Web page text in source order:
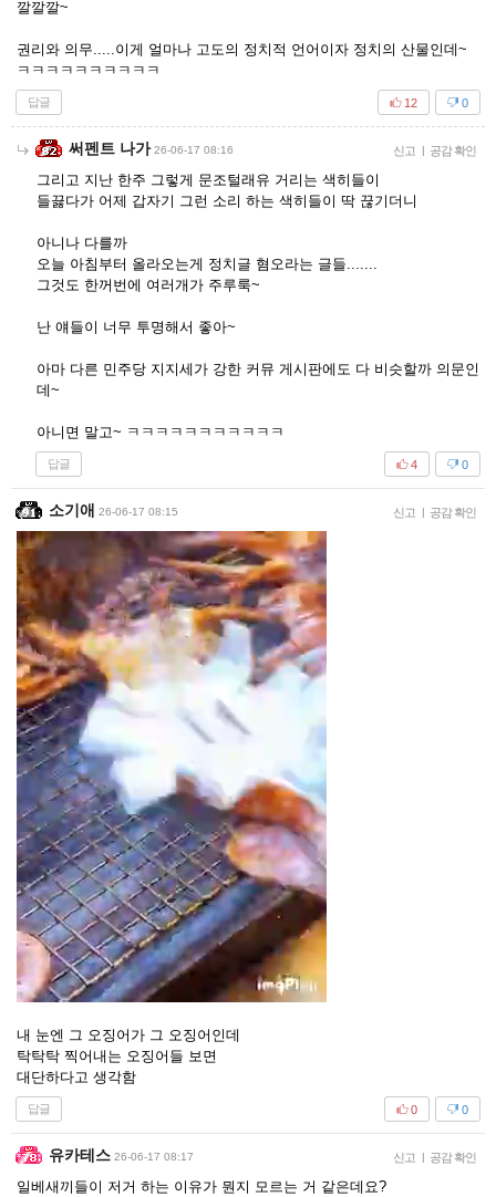
깔깔깔~
권리와 의무.....이게 얼마나 고도의 정치적 언어이자 정치의 산물인데~
ㅋㅋㅋㅋㅋㅋㅋㅋㅋㅋ
답글 0
12
써펜트 나가 26-06-17 08:16 신고 공감 확인
그리고 지난 한주 그렇게 문조털래유 거리는 색히들이
들끓다가 어제 갑자기 그런 소리 하는 색히들이 딱 끊기더니
아니나 다를까
오늘 아침부터 올라오는게 정치글 혐오라는 글들.......
그것도 한꺼번에 여러개가 주루룩~
난 얘들이 너무 투명해서 좋아~
아마 다른 민주당 지지세가 강한 커뮤 게시판에도 다 비슷할까 의문인
데~
아니면 말고~ ㅋㅋㅋㅋㅋㅋㅋㅋㅋㅋㅋ
답글 0
4
소기애 26-06-17 08:15 신고 공감 확인
내 눈엔 그 오징어가 그 오징어인데
탁탁탁 찍어내는 오징어들 보면
대단하다고 생각함
답글 0
0
유카테스 26-06-17 08:17 신고 공감 확인
일베새끼들이 저거 하는 이유가 뭔지 모르는 거 같은데요?